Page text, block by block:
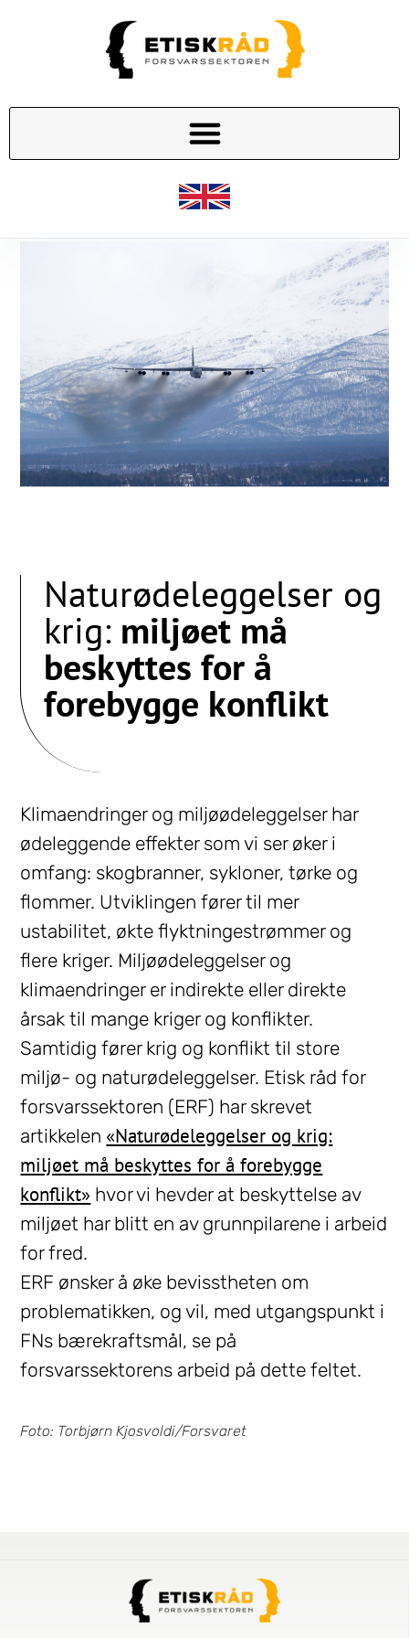
Naturødeleggelser og
krig: miljøet må
beskyttes for å
forebygge konflikt
Klimaendringer og miljøødeleggelser har
ødeleggende effekter som vi ser øker i
omfang: skogbranner, sykloner, tørke og
flommer. Utviklingen fører til mer
ustabilitet, økte flyktningestrømmer og
flere kriger. Miljøødeleggelser og
klimaendringer er indirekte eller direkte
årsak til mange kriger og konflikter.
Samtidig fører krig og konflikt til store
miljø- og naturødeleggelser. Etisk råd for
forsvarssektoren (ERF) har skrevet
artikkelen «Naturødeleggelser og krig:
miljøet må beskyttes for å forebygge
konflikt» hvor vi hevder at beskyttelse av
miljøet har blitt en av grunnpilarene i arbeid
for fred.
ERF ønsker å øke bevisstheten om
problematikken, og vil, med utgangspunkt i
FNs bærekraftsmål, se på
forsvarssektorens arbeid på dette feltet.
Foto: Torbjørn Kjosvoldi/Forsvaret